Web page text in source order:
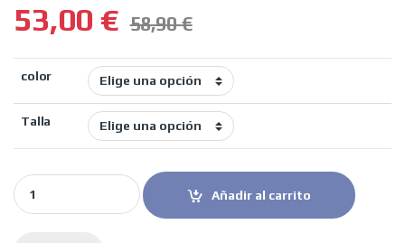
53,00 € 58,90€
color
Talla
Rainers guantes verano Sandro negro quantity
Añadir al carrito